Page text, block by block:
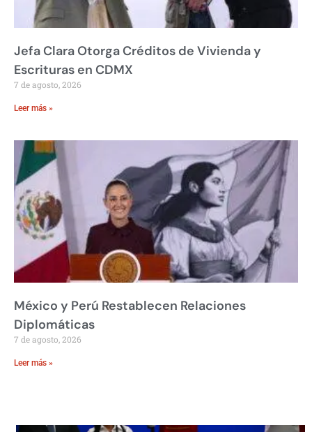
Jefa Clara Otorga Créditos de Vivienda y
Escrituras en CDMX
7 de agosto, 2026
Leer más »
México y Perú Restablecen Relaciones
Diplomáticas
7 de agosto, 2026
Leer más »